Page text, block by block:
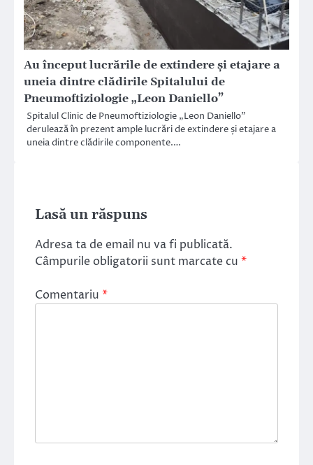
Au început lucrările de extindere și etajare a
uneia dintre clădirile Spitalului de
Pneumoftiziologie „Leon Daniello”
Spitalul Clinic de Pneumoftiziologie „Leon Daniello”
derulează în prezent ample lucrări de extindere și etajare a
uneia dintre clădirile componente.…
Lasă un răspuns
Adresa ta de email nu va fi publicată.
Câmpurile obligatorii sunt marcate cu *
Comentariu *